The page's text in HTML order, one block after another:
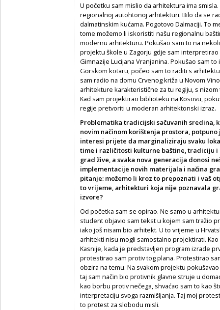
U početku sam mislio da arhitektura ima
regionalnoj autohtonoj arhitekturi. Bilo da se
dalmatinskim kućama. Pogotovo Dalmaciji. To
tome možemo li iskoristiti našu regionalnu
modernu arhitekturu. Pokušao sam to na
projektu škole u Zagorju gdje sam
Gimnazije Lucijana Vranjanina. Pokušao sam
Gorskom kotaru, počeo sam to raditi s
sam radio na domu Crvenog križa u Novom
arhitekture karakteristične za tu regiju, s
Kad sam projektirao biblioteku na Kosovu,
regije pretvoriti u moderan arhitektonski izraz.
Problematika tradicijski sačuvanih sredina,
novim načinom korištenja prostora,
interesi prijete da marginaliziraju svaku
time i različitosti kulturne baštine, tradiciju
grad žive, a svaka nova generacija donosi
implementacije novih materijala i načina
pitanje: možemo li kroz to prepoznati i vaš
to vrijeme, arhitekturi koja nije poznavala
izvore?
Od početka sam se opirao. Ne samo u
student objavio sam tekst u kojem sam tražio
iako još nisam bio arhitekt. U to vrijeme u
arhitekti nisu mogli samostalno projektirati.
Kasnije, kada je predstavljen program izrade
protestirao sam protiv tog plana. Protestirao
obzira na temu. Na svakom projektu
taj sam način bio protivnik glavne struje u
kao borbu protiv nečega, shvaćao sam to kao
interpretaciju svoga razmišljanja. Taj moj
to protest za slobodu misli.